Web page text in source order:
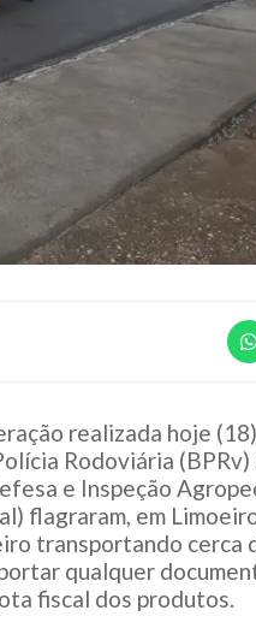
realizada hoje
Rodoviária (BPRv)
e Inspeção
flagraram, em
transportando cerca
qualquer
fiscal dos produtos.